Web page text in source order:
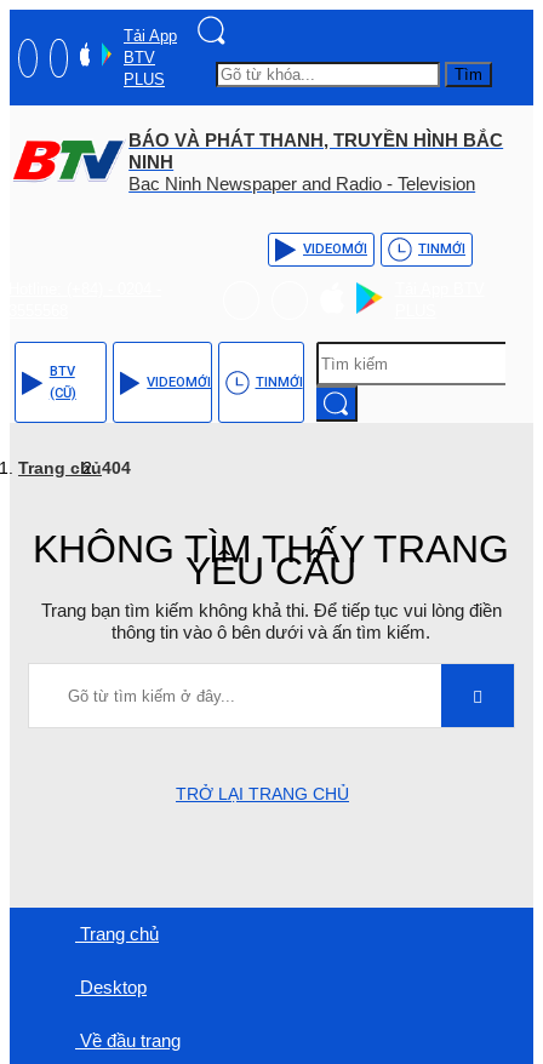
Tải App
BTV
PLUS
Tìm
BÁO VÀ PHÁT THANH, TRUYỀN HÌNH BẮC
NINH
Bac Ninh Newspaper and Radio - Television
VIDEOMỚI TINMỚI
BTV
(CŨ)
VIDEOMỚI TINMỚI
Trang chủ404
KHÔNG TÌM THẤY TRANG
YÊU CẦU
Trang bạn tìm kiếm không khả thi. Để tiếp tục vui lòng điền
thông tin vào ô bên dưới và ấn tìm kiếm.
TRỞ LẠI TRANG CHỦ
Trang chủ
Desktop
Về đầu trang